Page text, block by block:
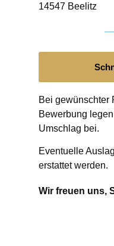
14547 Beelitz
Bei gewünschter
Bewerbung
Umschlag bei.
Eventuelle
erstattet werden.
Wir freuen uns,